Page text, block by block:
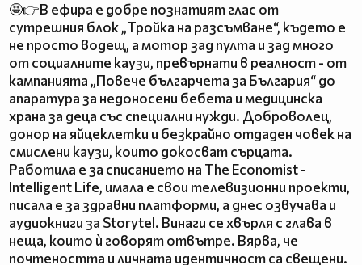
🤩👉В ефира е добре познатият глас от
сутрешния блок „Тройка на разсъмване“, където е
не просто водещ, а мотор зад пулта и зад много
от социалните каузи, превърнати в реалност - от
кампанията „Повече българчета за България“ до
апаратура за недоносени бебета и медицинска
храна за деца със специални нужди. Доброволец,
донор на яйцеклетки и безкрайно отдаден човек на
смислени каузи, които докосват сърцата.
Работила е за списанието на The Economist -
Intelligent Life, имала е свои телевизионни проекти,
писала е за здравни платформи, а днес озвучава и
аудиокниги за Storytel. Винаги се хвърля с глава в
неща, които ѝ говорят отвътре. Вярва, че
почтеността и личната идентичност са свещени.